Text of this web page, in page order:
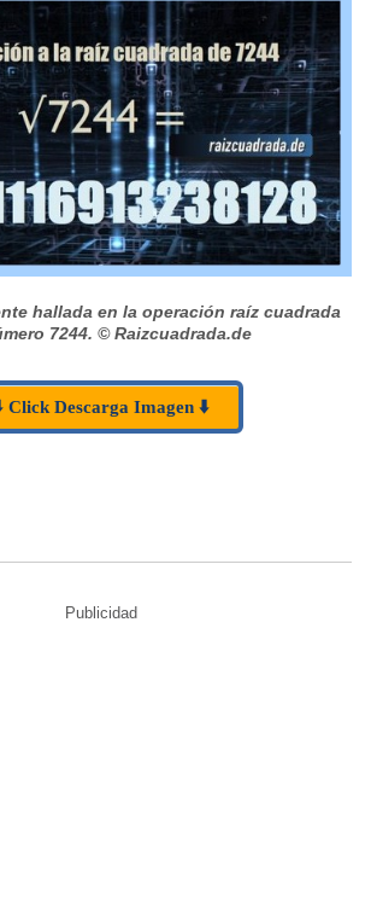
hallada en la operación raíz cuadrada
7244. © Raizcuadrada.de
Click Descarga Imagen ⬇️
Publicidad